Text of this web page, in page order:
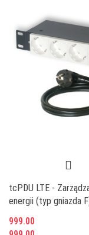
tcPDU LTE -
energii (typ gniazda
999.00